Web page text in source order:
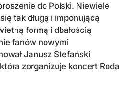
do Polski. Niewiele
tak długą i imponującą
formą i dbałością
fanów nowymi
Janusz Stefański
zorganizuje koncert Roda